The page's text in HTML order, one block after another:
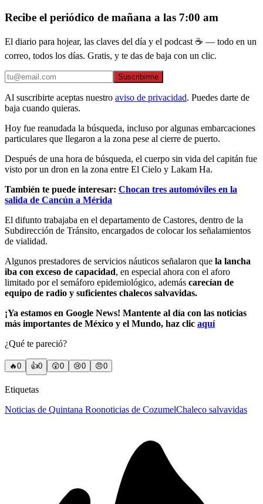
Recibe el periódico de mañana a las 7:00 am
El diario para hojear, las claves del día y el podcast ☕ — todo en un
correo, todos los días. Gratis, y te das de baja con un clic.
Suscribirme
Al suscribirte aceptas nuestro aviso de privacidad. Puedes darte de
baja cuando quieras.
Hoy fue reanudada la búsqueda, incluso por algunas embarcaciones
particulares que llegaron a la zona pese al cierre de puerto.
Después de una hora de búsqueda, el cuerpo sin vida del capitán fue
visto por un dron en la zona entre El Cielo y Lakam Ha.
También te puede interesar: Chocan tres automóviles en la
salida de Cancún a Mérida
El difunto trabajaba en el departamento de Castores, dentro de la
Subdirección de Tránsito, encargados de colocar los señalamientos
de vialidad.
Algunos prestadores de servicios náuticos señalaron que la lancha
iba con exceso de capacidad, en especial ahora con el aforo
limitado por el semáforo epidemiológico, además carecían de
equipo de radio y suficientes chalecos salvavidas.
¡Ya estamos en Google News! Mantente al día con las noticias
más importantes de México y el Mundo, haz clic aquí
¿Qué te pareció?
🔥0 👍0 😲0 😢0 😠0
Etiquetas
Noticias de Quintana Roonoticias de CozumelChaleco salvavidas